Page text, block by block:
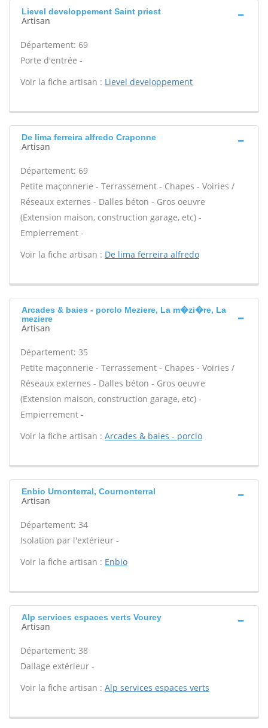
Lievel developpement Saint priest
Artisan
Département: 69
Porte d'entrée -
Voir la fiche artisan : Lievel developpement
De lima ferreira alfredo Craponne
Artisan
Département: 69
Petite maçonnerie - Terrassement - Chapes - Voiries /
Réseaux externes - Dalles béton - Gros oeuvre
(Extension maison, construction garage, etc) -
Empierrement -
Voir la fiche artisan : De lima ferreira alfredo
Arcades & baies - porclo Meziere, La m�zi�re, La
meziere
Artisan
Département: 35
Petite maçonnerie - Terrassement - Chapes - Voiries /
Réseaux externes - Dalles béton - Gros oeuvre
(Extension maison, construction garage, etc) -
Empierrement -
Voir la fiche artisan : Arcades & baies - porclo
Enbio Urnonterral, Cournonterral
Artisan
Département: 34
Isolation par l'extérieur -
Voir la fiche artisan : Enbio
Alp services espaces verts Vourey
Artisan
Département: 38
Dallage extérieur -
Voir la fiche artisan : Alp services espaces verts